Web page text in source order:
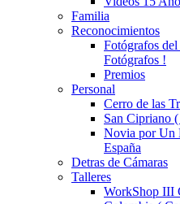
Familia
Reconocimientos
Fotógrafos
Fotógrafos !
Premios
Personal
Cerro de las
San Cipriano
Novia por Un
España
Detras de Cámaras
Talleres
WorkShop III